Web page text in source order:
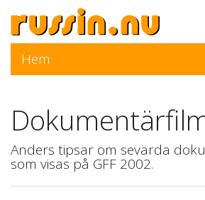
Hem
Anders tipsar om sevärda
som visas på GFF 2002.